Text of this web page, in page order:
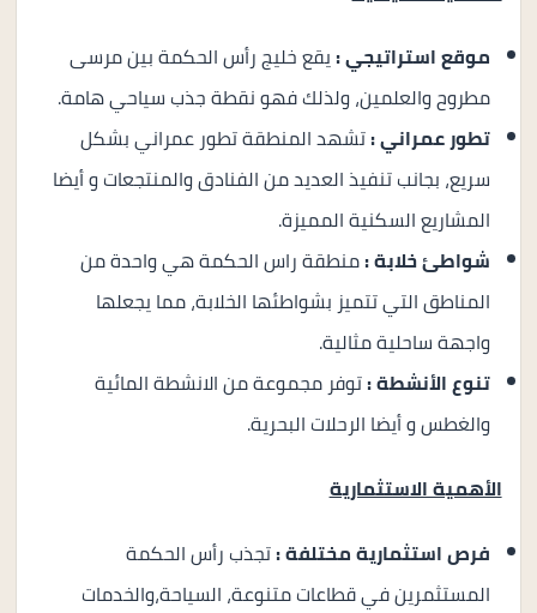
موقع استراتيجي :يقع خليج رأس الحكمة بين مرسى
مطروح والعلمين، ولذلك فهو نقطة جذب سياحي هامة.
تطور عمراني :تشهد المنطقة تطور عمراني بشكل
سريع، بجانب تنفيذ العديد من الفنادق والمنتجعات و أيضا
المشاريع السكنية المميزة.
شواطئ خلابة :منطقة راس الحكمة هي واحدة من
المناطق التي تتميز بشواطئها الخلابة، مما يجعلها
واجهة ساحلية مثالية.
تنوع الأنشطة :توفر مجموعة من الانشطة المائية
والغطس و أيضا الرحلات البحرية.
الأهمية الاستثمارية
فرص استثمارية مختلفة :تجذب رأس الحكمة
المستثمرين في قطاعات متنوعة، السياحة،والخدمات